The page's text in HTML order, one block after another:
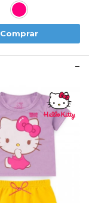
Comprar